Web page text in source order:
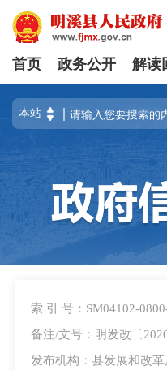
首页 政务公开 解读
索 引 号：SM04102-
备注/文号：明发改〔
发布机构：县发展和改革